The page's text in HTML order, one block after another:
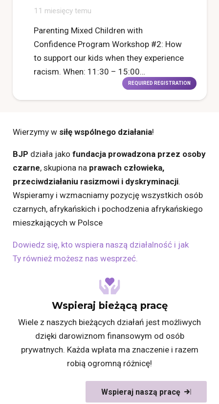
REQUIRED REGISTRATION
11 miesięcy temu
Parenting Mixed Children with
Confidence Program Workshop #2: How
to support our kids when they experience
racism. When: 11:30 – 15:00…
Wierzymy w siłę wspólnego działania!
BJP działa jako fundacja prowadzona przez osoby
czarne, skupiona na prawach człowieka,
przeciwdziałaniu rasizmowi i dyskryminacji.
Wspieramy i wzmacniamy pozycję wszystkich osób
czarnych, afrykańskich i pochodzenia afrykańskiego
mieszkających w Polsce
Dowiedz się, kto wspiera naszą działalność i jak
Ty również możesz nas wesprzeć.
Wspieraj bieżącą pracę
Wiele z naszych bieżących działań jest możliwych
dzięki darowiznom finansowym od osób
prywatnych. Każda wpłata ma znaczenie i razem
robią ogromną różnicę!
Wspieraj naszą pracę